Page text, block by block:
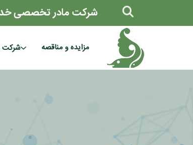
شرکت مادر تخصصی
مزایده و مناقصه شرکت